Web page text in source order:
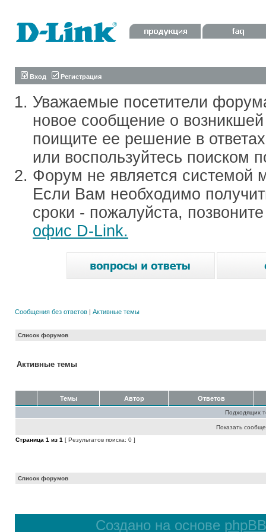
Вход Регистрация
Уважаемые посетители
новое сообщение о
поищите ее решение в
или воспользуйтесь поиском
Форум не является системой
Если Вам необходимо
сроки - пожалуйста,
офис D-Link.
Сообщения без ответов | Активные темы
Список форумов
Активные темы
Темы Автор Ответов
Подходящих
Показать
Страница 1 из 1 [ Результатов поиска: 0 ]
Список форумов
Создано на основе phpBB